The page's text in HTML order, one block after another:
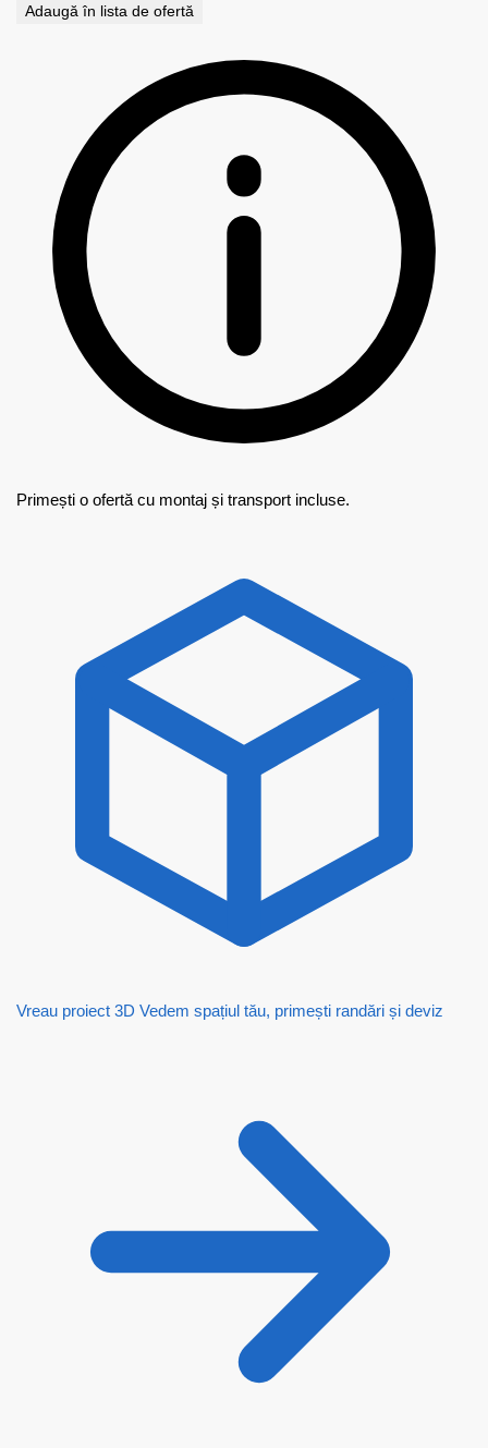
Adaugă în lista de ofertă
Primești o ofertă cu montaj și transport incluse.
Vreau proiect 3D Vedem spațiul tău, primești randări și deviz